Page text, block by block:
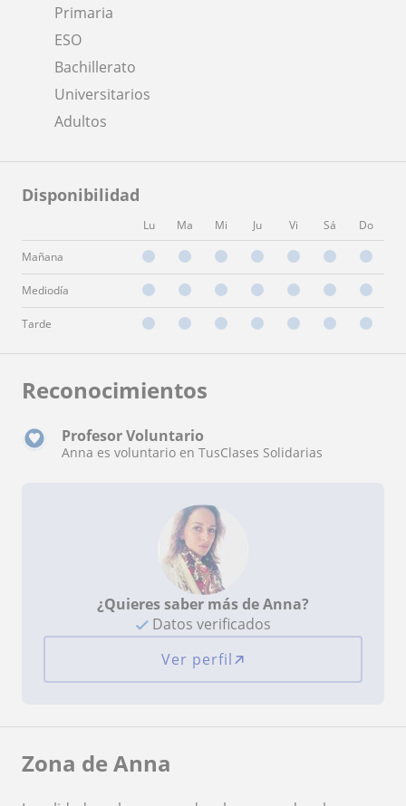
Primaria
ESO
Bachillerato
Universitarios
Adultos
Disponibilidad
Lu Ma Mi Ju Vi Sá Do
Mañana
Mediodía
Tarde
Reconocimientos
Profesor Voluntario
Anna es voluntario en TusClases Solidarias
¿Quieres saber más de Anna?
Datos verificados
Ver perfil
Zona de Anna